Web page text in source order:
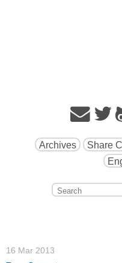
Archives Share
16 Mar 2013